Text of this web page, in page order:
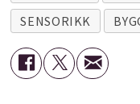
SENSORIKK